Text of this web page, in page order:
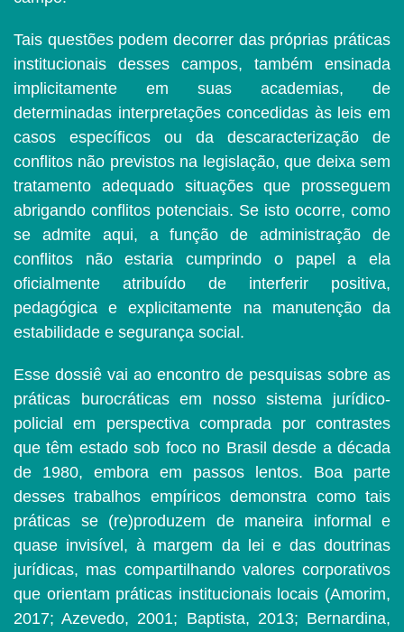
Tais questões podem decorrer das próprias práticas
institucionais desses campos, também ensinada
implicitamente em suas academias, de
determinadas interpretações concedidas às leis em
casos específicos ou da descaracterização de
conflitos não previstos na legislação, que deixa sem
tratamento adequado situações que prosseguem
abrigando conflitos potenciais. Se isto ocorre, como
se admite aqui, a função de administração de
conflitos não estaria cumprindo o papel a ela
oficialmente atribuído de interferir positiva,
pedagógica e explicitamente na manutenção da
estabilidade e segurança social.
Esse dossiê vai ao encontro de pesquisas sobre as
práticas burocráticas em nosso sistema jurídico-
policial em perspectiva comprada por contrastes
que têm estado sob foco no Brasil desde a década
de 1980, embora em passos lentos. Boa parte
desses trabalhos empíricos demonstra como tais
práticas se (re)produzem de maneira informal e
quase invisível, à margem da lei e das doutrinas
jurídicas, mas compartilhando valores corporativos
que orientam práticas institucionais locais (Amorim,
2017; Azevedo, 2001; Baptista, 2013; Bernardina,